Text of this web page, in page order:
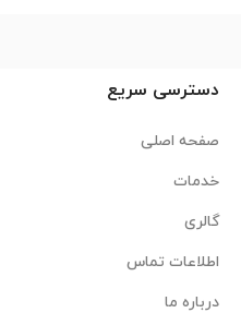
دسترسی سریع
صفحه اصلی
خدمات
گالری
اطلاعات تماس
درباره ما